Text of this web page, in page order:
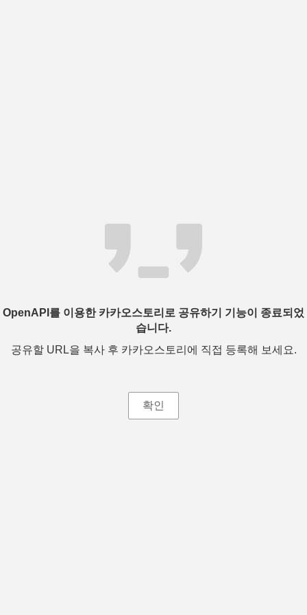
OpenAPI를 이용한 카카오스토리로 공유하기 기능이 종료되었
습니다.
공유할 URL을 복사 후 카카오스토리에 직접 등록해 보세요.
확인